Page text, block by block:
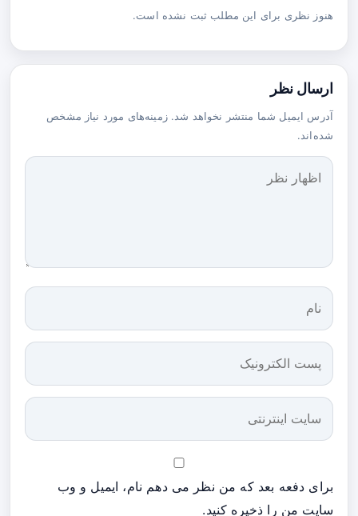
هنوز نظری برای این مطلب ثبت نشده است.
ارسال نظر
آدرس ایمیل شما منتشر نخواهد شد. زمینه‌های مورد نیاز مشخص
شده‌اند.
برای دفعه بعد که من نظر می دهم نام، ایمیل و وب
سایت من را ذخیره کنید.